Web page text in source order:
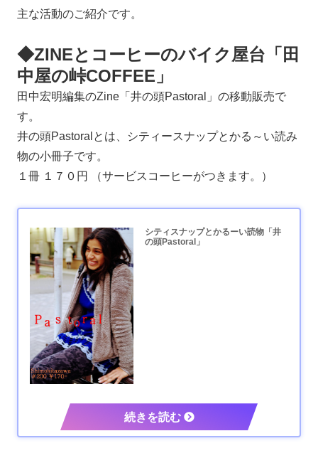
主な活動のご紹介です。
◆ZINEとコーヒーのバイク屋台「田
中屋の峠COFFEE」
田中宏明編集のZine「井の頭Pastoral」の移動販売で
す。
井の頭Pastoralとは、シティースナップとかる～い読み
物の小冊子です。
１冊 １７０円 （サービスコーヒーがつきます。）
シティスナップとかるーい読物「井
の頭Pastoral」